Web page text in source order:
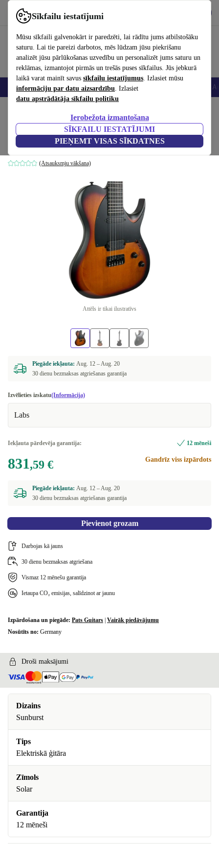
Sīkfailu iestatījumi
Mūsu sīkfaili galvenokārt ir paredzēti, lai rādītu jums atbilstošāku
saturu. Lai tie pareizi darbotos, mēs lūdzam jūsu piekrišanu
analizēt jūsu pārlūkošanas uzvedību un personalizēt jums saturu un
reklāmas, izmantojot pirmās un trešās puses sīkfailus. Jūs jebkurā
laikā varat mainīt savus sīkfailu iestatījumus. Izlasiet mūsu
informāciju par datu aizsardzību. Izlasiet
datu apstrādātāja sīkfailu politiku
Ierobežota izmantošana
SĪKFAILU IESTATĪJUMI
PIEŅEMT VISAS SĪKDATNES
Izmantojiet refurbed ātri un viegli
Viedtālruņi Portatīvie datori Planšetes Viedpulksteņi
Solar T1.6H3TS 2022 - Sunburst
sunburst
(Atsauksmju vākšana)
831,59 €
Attēls ir tikai ilustratīvs
Piegāde iekļauta: Aug. 12 –Aug. 20
30 dienu bezmaksas atgriešanas garantija
Izvēlieties izskatu(Informācija)
Labs
Iekļauta pārdevēja garantija: 12 mēneši
831,59 € Gandrīz viss izpārdots
Piegāde iekļauta: Aug. 12 –Aug. 20
30 dienu bezmaksas atgriešanas garantija
Pievienot grozam
Darbojas kā jauns
30 dienu bezmaksas atgriešana
Vismaz 12 mēnešu garantija
Ietaupa CO₂ emisijas, salīdzinot ar jaunu
Izpārdošana un piegāde: Pats Guitars Vairāk piedāvājumu
Nosūtīts no: Germany
Droši maksājumi
Dizains
Sunburst
Tips
Elektriskā ģitāra
Zīmols
Solar
Garantija
12 mēneši